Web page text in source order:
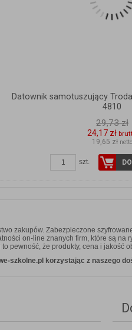
Datownik samotuszujący
4810
29,73 zł
24,17 zł
19,65 zł netto
szt.
zakupów. Zabezpieczone
on-line znanych firm, które są
pewność, że produkty, cena i
szkolne.pl korzystając z naszego